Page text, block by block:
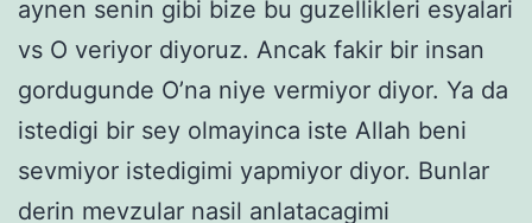
aynen senin gibi bize bu guzellikleri esyalari
vs O veriyor diyoruz. Ancak fakir bir insan
gordugunde O’na niye vermiyor diyor. Ya da
istedigi bir sey olmayinca iste Allah beni
sevmiyor istedigimi yapmiyor diyor. Bunlar
derin mevzular nasil anlatacagimi